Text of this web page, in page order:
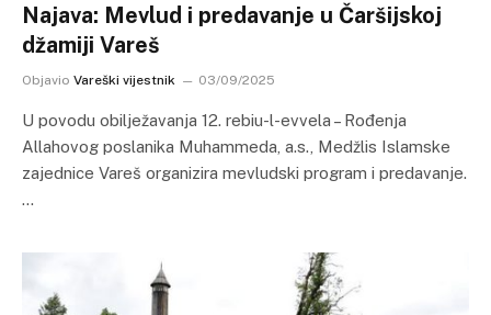
Najava: Mevlud i predavanje u Čaršijskoj
džamiji Vareš
Objavio Vareški vijestnik 03/09/2025
U povodu obilježavanja 12. rebiu-l-evvela – Rođenja
Allahovog poslanika Muhammeda, a.s., Medžlis Islamske
zajednice Vareš organizira mevludski program i predavanje.
…